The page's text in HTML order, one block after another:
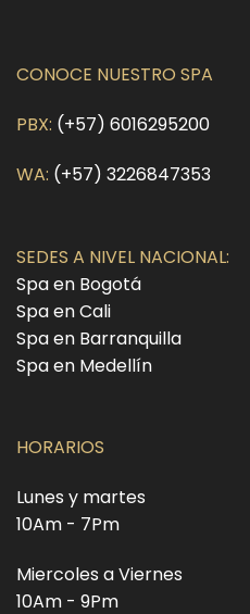
CONOCE NUESTRO SPA
PBX: (+57) 6016295200
WA: (+57) 3226847353
SEDES A NIVEL NACIONAL:
Spa en Bogotá
Spa en Cali
Spa en Barranquilla
Spa en Medellín
HORARIOS
Lunes y martes
10Am - 7Pm
Miercoles a Viernes
10Am - 9Pm